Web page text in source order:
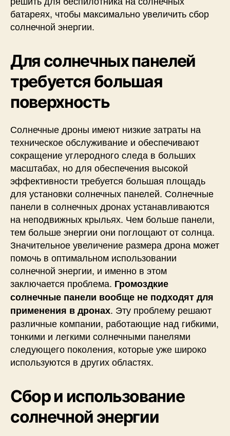
батареях, чтобы максимально увеличить сбор
солнечной энергии.
Для солнечных панелей
требуется большая
поверхность
Солнечные дроны имеют низкие затраты на
техническое обслуживание и обеспечивают
сокращение углеродного следа в больших
масштабах, но для обеспечения высокой
эффективности требуется большая площадь
для установки солнечных панелей. Солнечные
панели в солнечных дронах устанавливаются
на неподвижных крыльях. Чем больше панели,
тем больше энергии они поглощают от солнца.
Значительное увеличение размера дрона может
помочь в оптимальном использовании
солнечной энергии, и именно в этом
заключается проблема. Громоздкие
солнечные панели вообще не подходят для
применения в дронах. Эту проблему решают
различные компании, работающие над гибкими,
тонкими и легкими солнечными панелями
следующего поколения, которые уже широко
используются в других областях.
Сбор и использование
солнечной энергии